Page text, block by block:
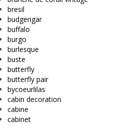
bresil
budgerigar
buffalo
burgo
burlesque
buste
butterfly
butterfly pair
bycoeurlilas
cabin decoration
cabine
cabinet